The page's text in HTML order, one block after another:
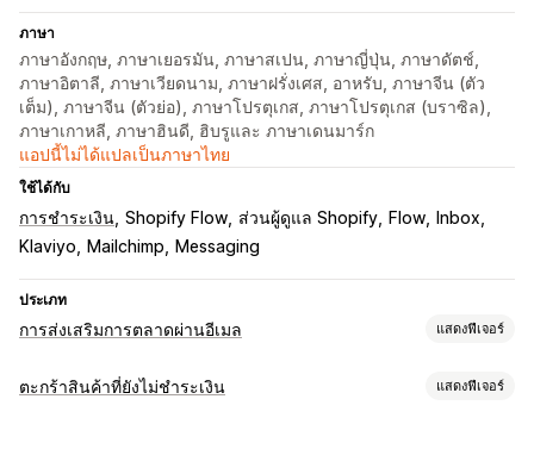
ภาษา
ภาษาอังกฤษ, ภาษาเยอรมัน, ภาษาสเปน, ภาษาญี่ปุ่น, ภาษาดัตช์,
ภาษาอิตาลี, ภาษาเวียดนาม, ภาษาฝรั่งเศส, อาหรับ, ภาษาจีน (ตัว
เต็ม), ภาษาจีน (ตัวย่อ), ภาษาโปรตุเกส, ภาษาโปรตุเกส (บราซิล),
ภาษาเกาหลี, ภาษาฮินดี, ฮิบรูและ ภาษาเดนมาร์ก
แอปนี้ไม่ได้แปลเป็นภาษาไทย
ใช้ได้กับ
การชำระเงิน Shopify Flow ส่วนผู้ดูแล Shopify Flow
Inbox
Klaviyo
Mailchimp Messaging
ประเภท
การส่งเสริมการตลาดผ่านอีเมล แสดงฟีเจอร์
ประเภทแคมเปญ
ตะกร้าสินค้าที่ยังไม่ชำระเงิน แสดงฟีเจอร์